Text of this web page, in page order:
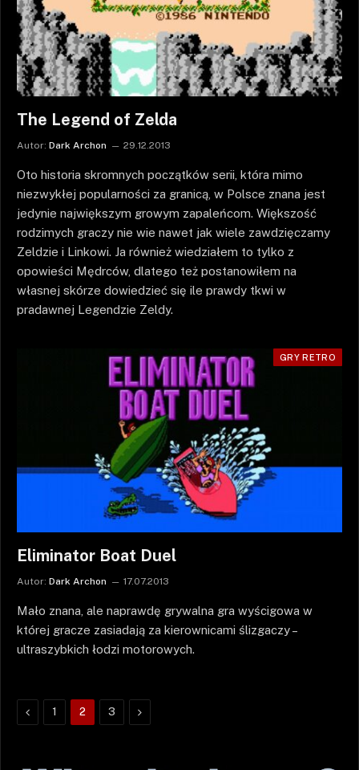
The Legend of Zelda
Autor: Dark Archon 29.12.2013
Oto historia skromnych początków serii, która mimo
niezwykłej popularności za granicą, w Polsce znana jest
jedynie największym growym zapaleńcom. Większość
rodzimych graczy nie wie nawet jak wiele zawdzięczamy
Zeldzie i Linkowi. Ja również wiedziałem to tylko z
opowieści Mędrców, dlatego też postanowiłem na
własnej skórze dowiedzieć się ile prawdy tkwi w
pradawnej Legendzie Zeldy.
GRY RETRO
Eliminator Boat Duel
Autor: Dark Archon 17.07.2013
Mało znana, ale naprawdę grywalna gra wyścigowa w
której gracze zasiadają za kierownicami ślizgaczy –
ultraszybkich łodzi motorowych.
Poprzednie
1 2 3 Następne